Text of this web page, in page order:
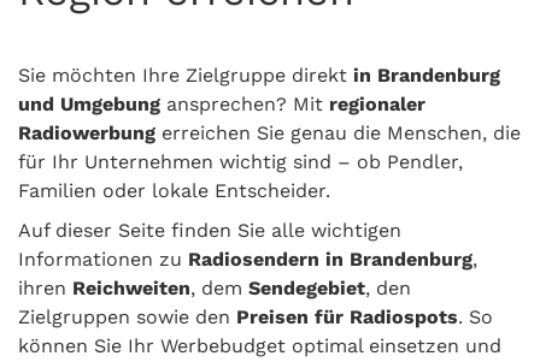
Sie möchten Ihre Zielgruppe direkt in Brandenburg
und Umgebung ansprechen? Mit regionaler
Radiowerbung erreichen Sie genau die Menschen, die
für Ihr Unternehmen wichtig sind – ob Pendler,
Familien oder lokale Entscheider.
Auf dieser Seite finden Sie alle wichtigen
Informationen zu Radiosendern in Brandenburg,
ihren Reichweiten, dem Sendegebiet, den
Zielgruppen sowie den Preisen für Radiospots. So
können Sie Ihr Werbebudget optimal einsetzen und